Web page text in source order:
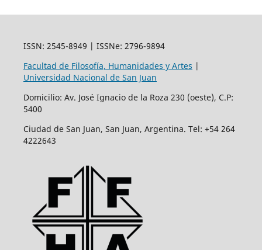
ISSN: 2545-8949 | ISSNe: 2796-9894
Facultad de Filosofía, Humanidades y Artes |
Universidad Nacional de San Juan
Domicilio: Av. José Ignacio de la Roza 230 (oeste), C.P:
5400
Ciudad de San Juan, San Juan, Argentina. Tel: +54 264
4222643